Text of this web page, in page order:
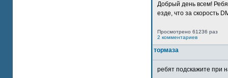
Добрый день всем!
езде, что за скорость
Просмотрено 61236 раз
2 комментариев
тормаза
ребят подскажите при